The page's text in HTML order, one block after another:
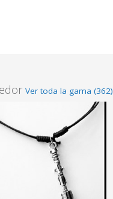
Ver toda la gama (362)